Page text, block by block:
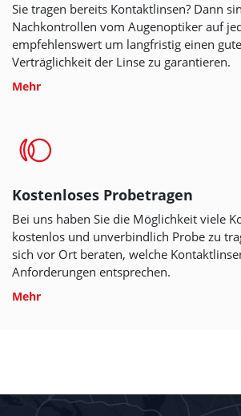
Sie tragen bereits Kontaktlinsen? Dann
Nachkontrollen vom Augenoptiker auf
empfehlenswert um langfristig einen
Verträglichkeit der Linse zu garantieren.
Mehr
Kostenloses Probetragen
Bei uns haben Sie die Möglichkeit viele
kostenlos und unverbindlich Probe zu
sich vor Ort beraten, welche
Anforderungen entsprechen.
Mehr